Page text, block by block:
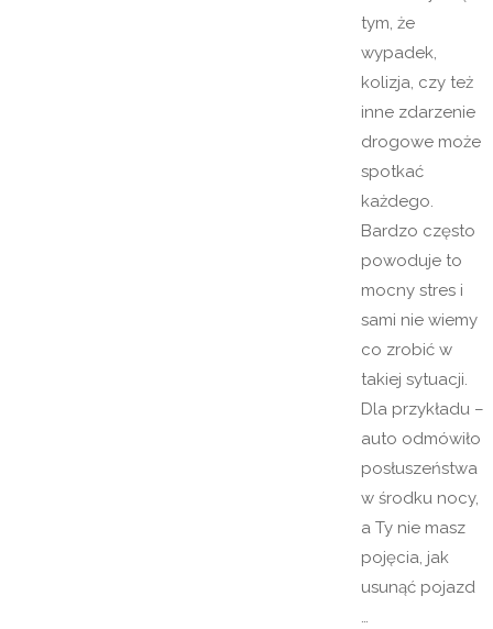
tym, że
wypadek,
kolizja, czy też
inne zdarzenie
drogowe może
spotkać
każdego.
Bardzo często
powoduje to
mocny stres i
sami nie wiemy
co zrobić w
takiej sytuacji.
Dla przykładu –
auto odmówiło
posłuszeństwa
w środku nocy,
a Ty nie masz
pojęcia, jak
usunąć pojazd
…